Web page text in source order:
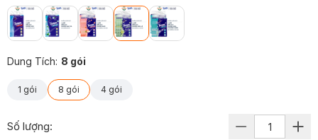
Dung Tích: 8 gói
1 gói 8 gói 4 gói
Số lượng: